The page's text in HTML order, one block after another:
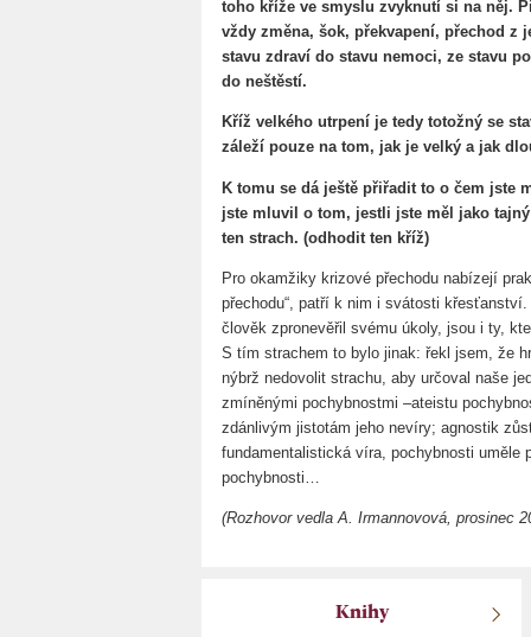
toho kříže ve smyslu zvyknutí si na něj.
vždy změna, šok, překvapení, přechod z
stavu zdraví do stavu nemoci, ze stavu
do neštěstí.
Kříž velkého utrpení je tedy totožný se
záleží pouze na tom, jak je velký a jak
K tomu se dá ještě přiřadit to o čem jste
jste mluvil o tom, jestli jste měl jako
ten strach. (odhodit ten kříž)
Pro okamžiky krizové přechodu nabízejí
přechodu“, patří k nim i svátosti
člověk zpronevěřil svému úkoly, jsou i ty,
S tím strachem to bylo jinak: řekl jsem, že
nýbrž nedovolit strachu, aby určoval naše
zmíněnými pochybnostmi –ateistu
zdánlivým jistotám jeho nevíry; agnostik
fundamentalistická víra, pochybnosti uměle
pochybnosti…
(Rozhovor vedla A. Irmannovová, prosinec
Knihy